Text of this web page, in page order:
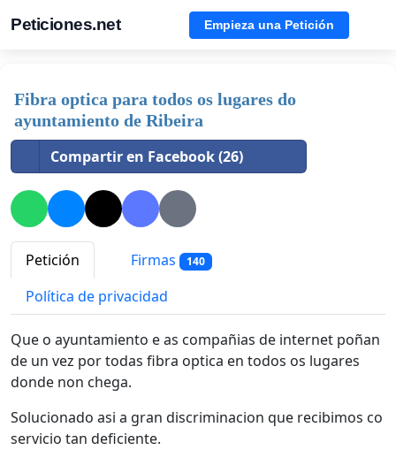
Peticiones.net Empieza una Petición
Fibra optica para todos os lugares do
ayuntamiento de Ribeira
Compartir en Facebook (26)
Petición Firmas 140
Política de privacidad
Que o ayuntamiento e as compañias de internet poñan
de un vez por todas fibra optica en todos os lugares
donde non chega.
Solucionado asi a gran discriminacion que recibimos co
servicio tan deficiente.